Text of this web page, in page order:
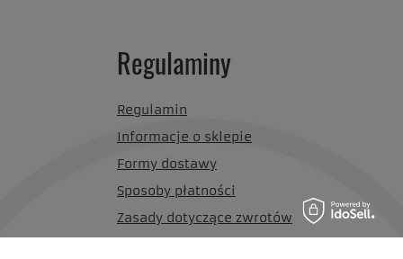
Regulaminy
Regulamin
Informacje o sklepie
Formy dostawy
Sposoby płatności
Zasady dotyczące zwrotów